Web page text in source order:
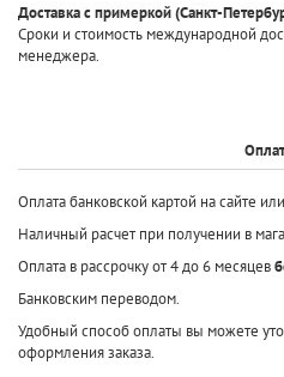
Доставка с примеркой(Санкт-
Сроки и стоимость международной
менеджера.
Оплата банковской картой на сайте
Наличный расчет при получении в
Оплата в рассрочку от 4 до 6 месяцев
Банковским переводом.
Удобный способ оплаты вы можете
оформления заказа.